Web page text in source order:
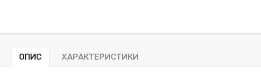
ОПИС ХАРАКТЕРИСТИКИ